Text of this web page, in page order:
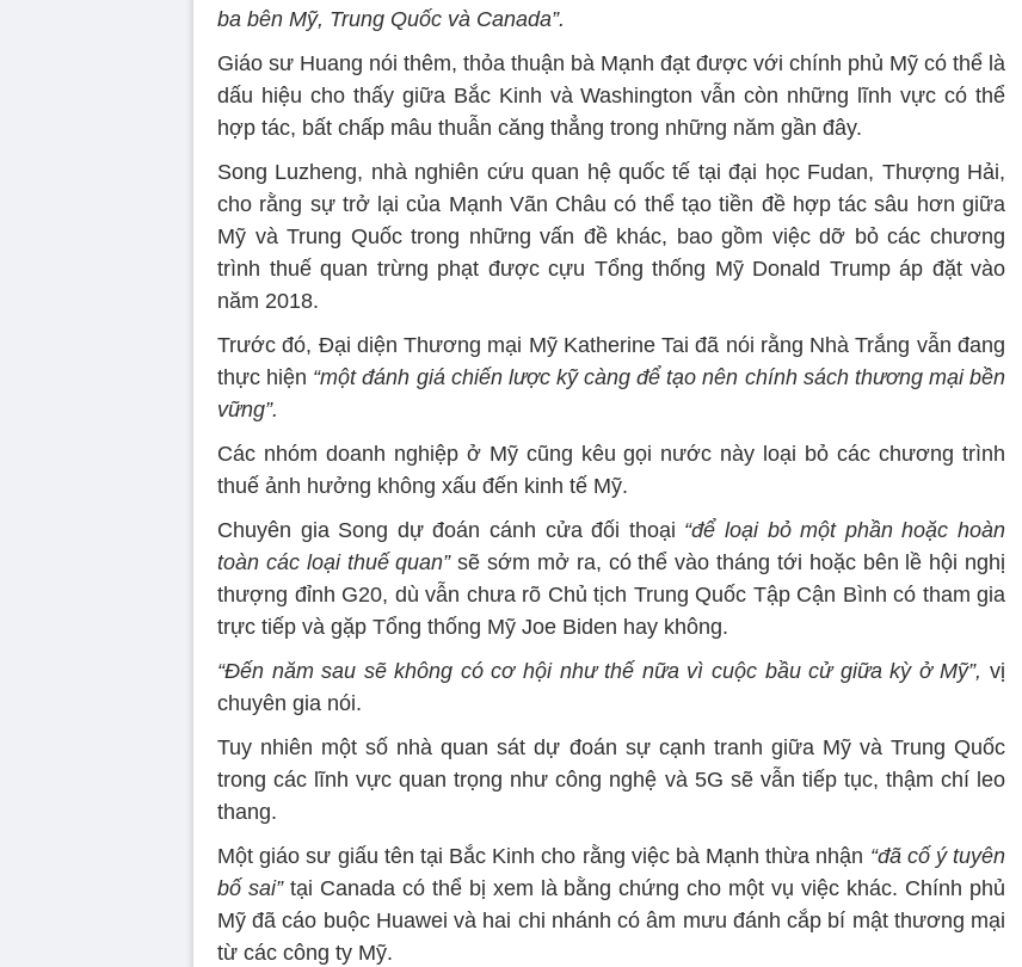
ba bên Mỹ, Trung Quốc và Canada”.
Giáo sư Huang nói thêm, thỏa thuận bà Mạnh đạt được với chính phủ Mỹ có thể là
dấu hiệu cho thấy giữa Bắc Kinh và Washington vẫn còn những lĩnh vực có thể
hợp tác, bất chấp mâu thuẫn căng thẳng trong những năm gần đây.
Song Luzheng, nhà nghiên cứu quan hệ quốc tế tại đại học Fudan, Thượng Hải,
cho rằng sự trở lại của Mạnh Vãn Châu có thể tạo tiền đề hợp tác sâu hơn giữa
Mỹ và Trung Quốc trong những vấn đề khác, bao gồm việc dỡ bỏ các chương
trình thuế quan trừng phạt được cựu Tổng thống Mỹ Donald Trump áp đặt vào
năm 2018.
Trước đó, Đại diện Thương mại Mỹ Katherine Tai đã nói rằng Nhà Trắng vẫn đang
thực hiện “một đánh giá chiến lược kỹ càng để tạo nên chính sách thương mại bền
vững”.
Các nhóm doanh nghiệp ở Mỹ cũng kêu gọi nước này loại bỏ các chương trình
thuế ảnh hưởng không xấu đến kinh tế Mỹ.
Chuyên gia Song dự đoán cánh cửa đối thoại “để loại bỏ một phần hoặc hoàn
toàn các loại thuế quan”sẽ sớm mở ra, có thể vào tháng tới hoặc bên lề hội nghị
thượng đỉnh G20, dù vẫn chưa rõ Chủ tịch Trung Quốc Tập Cận Bình có tham gia
trực tiếp và gặp Tổng thống Mỹ Joe Biden hay không.
“Đến năm sau sẽ không có cơ hội như thế nữa vì cuộc bầu cử giữa kỳ ở Mỹ”, vị
chuyên gia nói.
Tuy nhiên một số nhà quan sát dự đoán sự cạnh tranh giữa Mỹ và Trung Quốc
trong các lĩnh vực quan trọng như công nghệ và 5G sẽ vẫn tiếp tục, thậm chí leo
thang.
Một giáo sư giấu tên tại Bắc Kinh cho rằng việc bà Mạnh thừa nhận “đã cố ý tuyên
bố sai” tại Canada có thể bị xem là bằng chứng cho một vụ việc khác. Chính phủ
Mỹ đã cáo buộc Huawei và hai chi nhánh có âm mưu đánh cắp bí mật thương mại
từ các công ty Mỹ.